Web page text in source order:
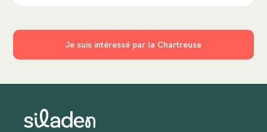
Je suis intéressé par la Chartreuse